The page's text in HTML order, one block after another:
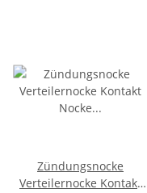
Zündungsnocke
Verteilernocke Kontakt